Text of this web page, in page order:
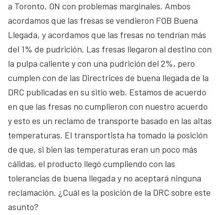
a Toronto, ON con problemas marginales. Ambos
acordamos que las fresas se vendieron FOB Buena
Llegada, y acordamos que las fresas no tendrían más
del 1% de pudrición. Las fresas llegaron al destino con
la pulpa caliente y con una pudrición del 2%, pero
cumplen con de las Directrices de buena llegada de la
DRC publicadas en su sitio web. Estamos de acuerdo
en que las fresas no cumplieron con nuestro acuerdo
y esto es un reclamo de transporte basado en las altas
temperaturas. El transportista ha tomado la posición
de que, si bien las temperaturas eran un poco más
cálidas, el producto llegó cumpliendo con las
tolerancias de buena llegada y no aceptará ninguna
reclamación. ¿Cuál es la posición de la DRC sobre este
asunto?